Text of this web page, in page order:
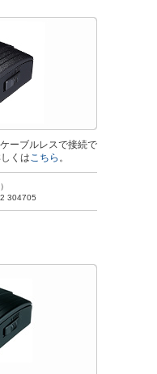
ーブルレスで接続で
くはこちら 。
304705